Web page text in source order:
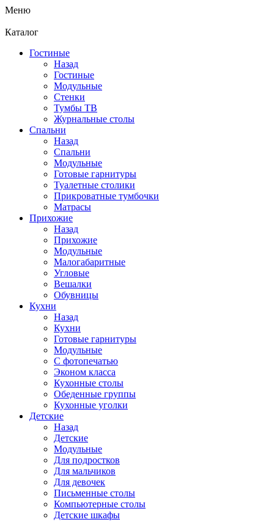
Меню
Каталог
Гостиные
Назад
Гостиные
Модульные
Стенки
Тумбы ТВ
Журнальные столы
Спальни
Назад
Спальни
Модульные
Готовые гарнитуры
Туалетные столики
Прикроватные тумбочки
Матрасы
Прихожие
Назад
Прихожие
Модульные
Малогабаритные
Угловые
Вешалки
Обувницы
Кухни
Назад
Кухни
Готовые гарнитуры
Модульные
С фотопечатью
Эконом класса
Кухонные столы
Обеденные группы
Кухонные уголки
Детские
Назад
Детские
Модульные
Для подростков
Для мальчиков
Для девочек
Письменные столы
Компьютерные столы
Детские шкафы